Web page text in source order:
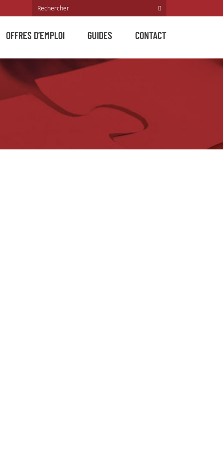
OFFRES D’EMPLOI GUIDES CONTACT